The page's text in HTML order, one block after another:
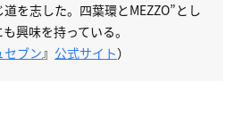
を志した。四葉環とMEZZO”とし
興味を持っている。
セブン』 公式サイト）